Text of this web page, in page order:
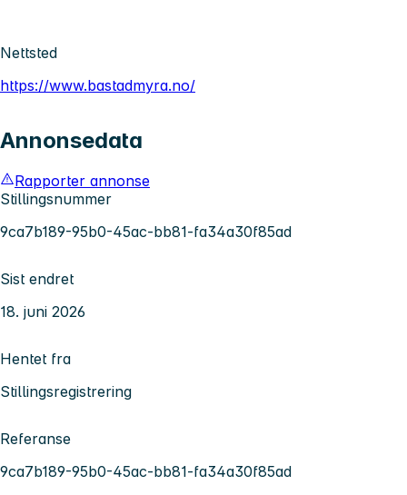
Nettsted
https://www.bastadmyra.no/
Annonsedata
Rapporter annonse
Stillingsnummer
9ca7b189-95b0-45ac-bb81-fa34a30f85ad
Sist endret
18. juni 2026
Hentet fra
Stillingsregistrering
Referanse
9ca7b189-95b0-45ac-bb81-fa34a30f85ad